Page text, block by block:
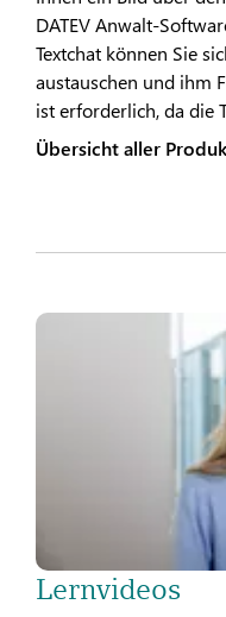
DATEV Anwalt-
Textchat können Sie
austauschen und ihm
ist erforderlich, da die
Übersicht aller
Lernvideos